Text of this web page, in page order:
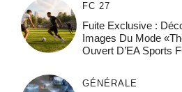
FC 27
Fuite Exclusive :
Images Du Mode
Ouvert D’EA Sports
GÉNÉRALE